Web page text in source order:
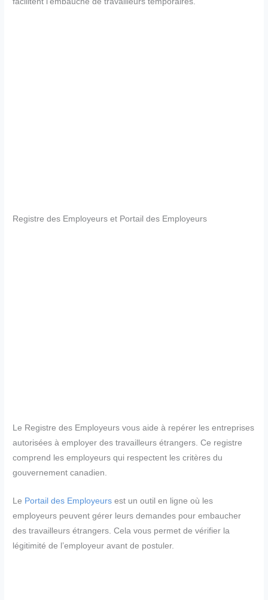
Registre des Employeurs et Portail des Employeurs
Le Registre des Employeurs vous aide à repérer les entreprises
autorisées à employer des travailleurs étrangers. Ce registre
comprend les employeurs qui respectent les critères du
gouvernement canadien.
Le Portail des Employeurs est un outil en ligne où les
employeurs peuvent gérer leurs demandes pour embaucher
des travailleurs étrangers. Cela vous permet de vérifier la
légitimité de l’employeur avant de postuler.